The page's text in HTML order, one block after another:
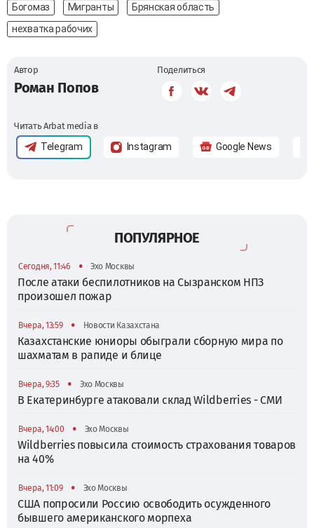
Богомаз Мигранты
Брянская область
нехватка рабочих
Автор
Роман Попов
Поделиться
Читать Arbat media в
Telegram Instagram Google News
ПОПУЛЯРНОЕ
Сегодня, 11:46 • Эхо Москвы
После атаки беспилотников на Сызранском НПЗ
произошел пожар
Вчера, 13:59 • Новости Казахстана
Казахстанские юниоры обыграли сборную мира по
шахматам в рапиде и блице
Вчера, 9:35 • Эхо Москвы
В Екатеринбурге атаковали склад Wildberries - СМИ
Вчера, 14:00 • Эхо Москвы
Wildberries повысила стоимость страхования товаров
на 40%
Вчера, 11:09 • Эхо Москвы
США попросили Россию освободить осужденного
бывшего американского морпеха